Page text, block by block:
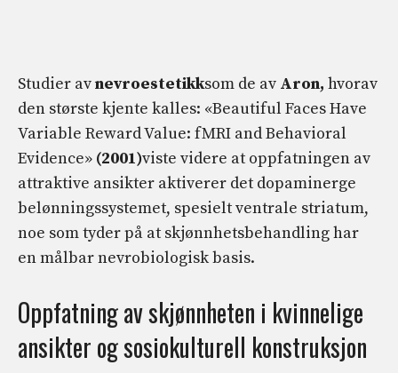
Studier avnevroestetikksom de av Aron, hvorav
den største kjente kalles: «Beautiful Faces Have
Variable Reward Value: fMRI and Behavioral
Evidence» (2001)viste videre at oppfatningen av
attraktive ansikter aktiverer det dopaminerge
belønningssystemet, spesielt ventrale striatum,
noe som tyder på at skjønnhetsbehandling har
en målbar nevrobiologisk basis.
Oppfatning av skjønnheten i kvinnelige
ansikter og sosiokulturell konstruksjon